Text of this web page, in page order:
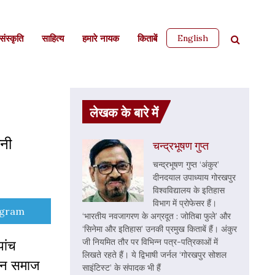
साहित्‍य हमारे नायक किताबें English
समाज
लेखक के बारे में
चन्द्रभूषण गुप्त
चन्द्रभूषण गुप्त ‘अंकुर’
दीनदयाल उपाध्याय गोरखपुर
विश्वविद्यालय के इतिहास
विभाग में प्रोफेसर हैं।
‘भारतीय नवजागरण के अग्रदूत : जोतिबा फुले’ और
‘सिनेमा और इतिहास’ उनकी प्रमुख किताबें हैं। अंकुर
जी नियमित तौर पर विभिन्न पत्र-पत्रिकाओं में
लिखते रहते हैं। ये द्विभाषी जर्नल ‘गोरखपुर सोशल
साइंटिस्ट’ के संपादक भी हैं